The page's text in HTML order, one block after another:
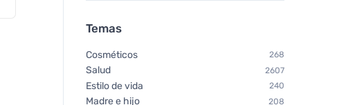
Temas
Cosméticos 268
Salud 2607
Estilo de vida 240
Madre e hijo 208